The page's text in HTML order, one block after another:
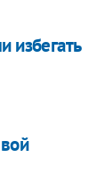
избегать